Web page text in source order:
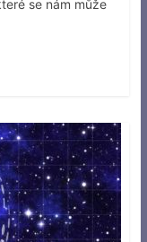
se nám může